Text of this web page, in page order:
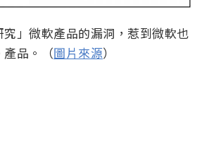
」微軟產品的漏洞，惹到微軟也
品。（圖片來源）